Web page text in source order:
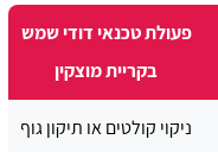
פעולת טכנאי דודי שמש
בקריית מוצקין
ניקוי קולטים או תיקון גוף